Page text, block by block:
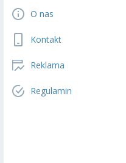
O nas
Kontakt
Reklama
Regulamin